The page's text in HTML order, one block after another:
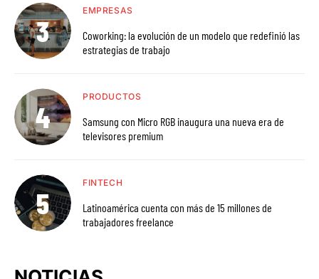
EMPRESAS
Coworking: la evolución de un modelo que redefinió las
estrategias de trabajo
PRODUCTOS
Samsung con Micro RGB inaugura una nueva era de
televisores premium
FINTECH
Latinoamérica cuenta con más de 15 millones de
trabajadores freelance